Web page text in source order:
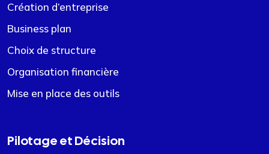
Création d’entreprise
Business plan
Choix de structure
Organisation financière
Mise en place des outils
Pilotage et Décision